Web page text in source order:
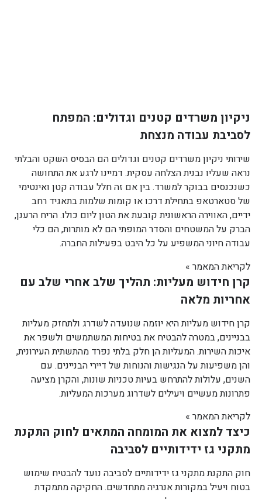
ניקיון משרדים קטנים וגדולים: המפתח
לסביבת עבודה מנצחת
שירותי ניקיון משרדים קטנים וגדולים הם הבסיס השקט והבלתי
נראה שעליו נבנית הצלחה עסקית. דמיינו לרגע את התחושה
כשנכנסים בבוקר למשרד. בין אם זה חלל עבודה קטן ואינטימי
של סטארטאפ בתחילת דרכו או קומות שלמות בתאגיד רחב
ידיים, האווירה הראשונית קובעת את הטון ליום כולו. הריח הרענן,
הברק על המשטחים והסדר המופתי הם לא מותרות, הם כלי
עבודה חיוני המשפיע על כל היבט בפעילות החברה.
לקריאת המאמר »
קרן חידוש מעליות: תהליך שלב אחרי שלב עם
אחריות מלאה
קרן חידוש מעליות היא יוזמה שנועדה לשדרג ולתחזק מעליות
בבניינים, במטרה להבטיח את בטיחות המשתמשים ולשפר את
איכות השירות. המעליות הן חלק בלתי נפרד מהתשתית העירונית,
והן משפיעות על הנגישות והנוחות של דיירי הבניינים. עם
השנים, עלולות להתרחש בעיות טכניות שונות, והקרן מציעה
פתרונות מעשיים ויעילים לשדרוג מערכות המעליות.
לקריאת המאמר »
כיצד למצוא את המומחה המתאים לחוק התקנת
מתקני גז ידידותיים לסביבה
חוק התקנת מתקני גז ידידותיים לסביבה נועד להבטיח שימוש
בטוח ויעיל במקורות אנרגיה מתחדשים. החקיקה מתמקדת